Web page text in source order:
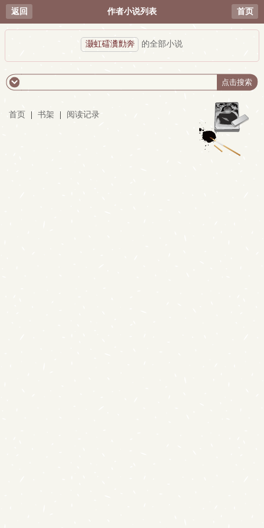
返回 作者小说列表 首页
灏虹礌瀵勯奔 的全部小说
首页 书架 阅读记录